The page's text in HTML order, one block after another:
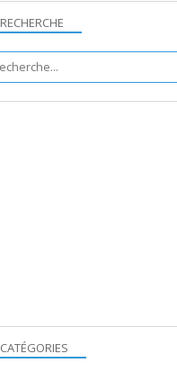
RECHERCHE
CATÉGORIES